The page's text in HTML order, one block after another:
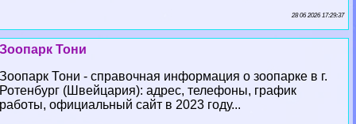
28 06 2026 17:29:37
Зоопарк Тони
Зоопарк Тони - справочная информация о зоопарке в г.
Ротенбург (Швейцария): адрес, телефоны, график
работы, официальный сайт в 2023 году...